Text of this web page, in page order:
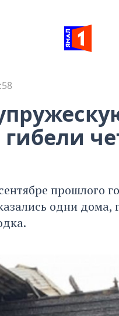
прошлого
одни дома,